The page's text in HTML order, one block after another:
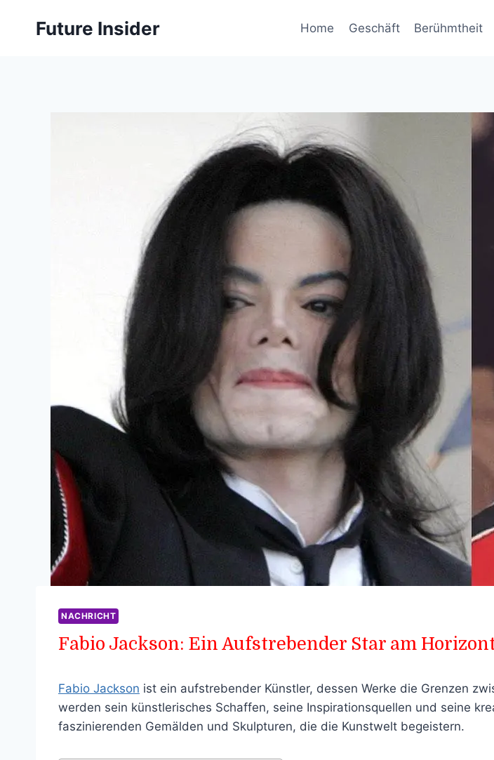
Future Insider Home Geschäft Berühmtheit
NACHRICHT
Fabio Jackson: Ein Aufstrebender Star am
Fabio Jackson ist ein aufstrebender Künstler, dessen Werke die Grenzen
werden sein künstlerisches Schaffen, seine Inspirationsquellen und seine
faszinierenden Gemälden und Skulpturen, die die Kunstwelt begeistern.